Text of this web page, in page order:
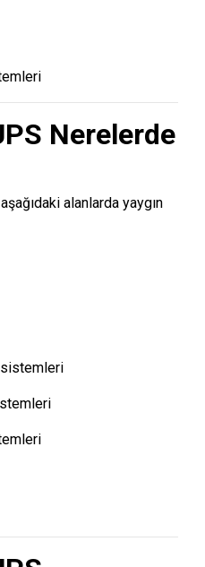
Nerelerde
alanlarda yaygın